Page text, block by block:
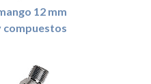
12 mm
compuestos